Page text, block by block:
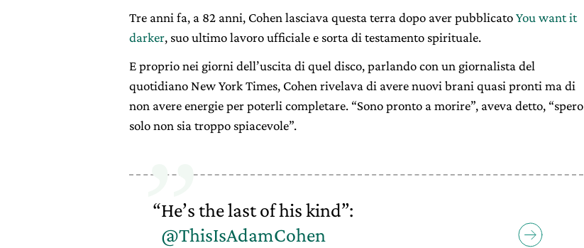
Tre anni fa, a 82 anni, Cohen lasciava questa terra dopo aver pubblicatoYou want it
darker, suo ultimo lavoro ufficiale e sorta di testamento spirituale.
E proprio nei giorni dell’uscita di quel disco, parlando con un giornalista del
quotidiano New York Times, Cohen rivelava di avere nuovi brani quasi pronti ma di
non avere energie per poterli completare. “Sono pronto a morire”, aveva detto, “spero
solo non sia troppo spiacevole”.
“He’s the last of his kind”:
@ThisIsAdamCohen